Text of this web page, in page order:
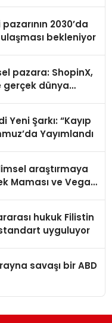
2030’da
bekleniyor
pazara: ShopinX,
gerçek dünya
Yeni Şarkı: “Kayıp
Yayımlandı
araştırmaya
Maması ve Vegan
hukuk Filistin
uyguluyor
savaşı bir ABD